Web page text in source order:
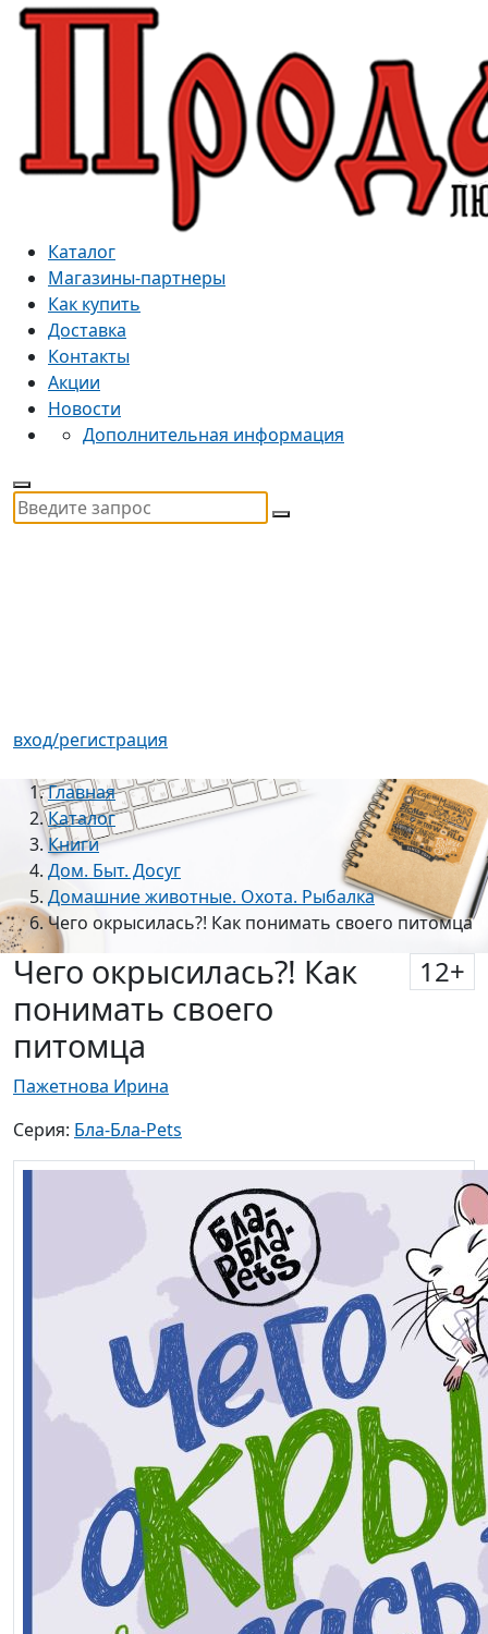
Каталог
Магазины-партнеры
Как купить
Доставка
Контакты
Акции
Новости
Дополнительная информация
вход/регистрация
Главная
Каталог
Книги
Дом. Быт. Досуг
Домашние животные. Охота. Рыбалка
Чего окрысилась?! Как понимать своего питомца
Чего окрысилась?! Как
понимать своего
питомца
12+
Пажетнова Ирина
Серия: Бла-Бла-Pets